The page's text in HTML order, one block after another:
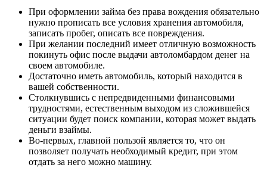
При оформлении займа без права вождения обязательно
нужно прописать все условия хранения автомобиля,
записать пробег, описать все повреждения.
При желании последний имеет отличную возможность
покинуть офис после выдачи автоломбардом денег на
своем автомобиле.
Достаточно иметь автомобиль, который находится в
вашей собственности.
Столкнувшись с непредвиденными финансовыми
трудностями, естественным выходом из сложившейся
ситуации будет поиск компании, которая может выдать
деньги взаймы.
Во-первых, главной пользой является то, что он
позволяет получать необходимый кредит, при этом
отдать за него можно машину.